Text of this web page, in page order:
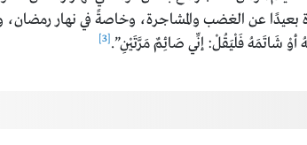
عن الغضب والمشاجرة، وخاصةً في نهار رمضان،
أوْ شَاتَمَهُ فَلْيَقُلْ: إنِّي صَائِمٌ مَرَّتَيْنِ”.[3]